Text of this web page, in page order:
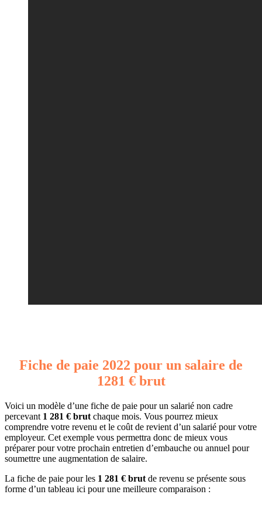
Fiche de paie 2022 pour un salaire de
1281 € brut
Voici un modèle d’une fiche de paie pour un salarié non cadre
percevant 1 281 € brut chaque mois. Vous pourrez mieux
comprendre votre revenu et le coût de revient d’un salarié pour votre
employeur. Cet exemple vous permettra donc de mieux vous
préparer pour votre prochain entretien d’embauche ou annuel pour
soumettre une augmentation de salaire.
La fiche de paie pour les 1 281 € brut de revenu se présente sous
forme d’un tableau ici pour une meilleure comparaison :